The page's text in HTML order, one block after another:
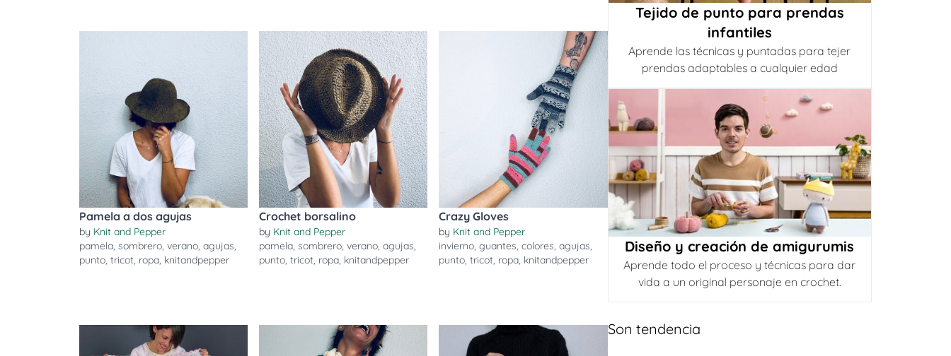
Pamela a dos agujas
by Knit and Pepper
pamela, sombrero, verano, agujas,
punto, tricot, ropa, knitandpepper
Crochet borsalino
by Knit and Pepper
pamela,sombrero,verano,agujas,
punto,tricot, ropa, knitandpepper
Crazy Gloves
by Knit and Pepper
invierno,guantes,colores,agujas,
punto,tricot, ropa, knitandpepper
Tejido de punto para prendas
infantiles
Aprende las técnicas y puntadas para tejer
prendas adaptables a cualquier edad
Diseño y creación de amigurumis
Aprende todo el proceso y técnicas para dar
vida a un original personaje en crochet.
Son tendencia